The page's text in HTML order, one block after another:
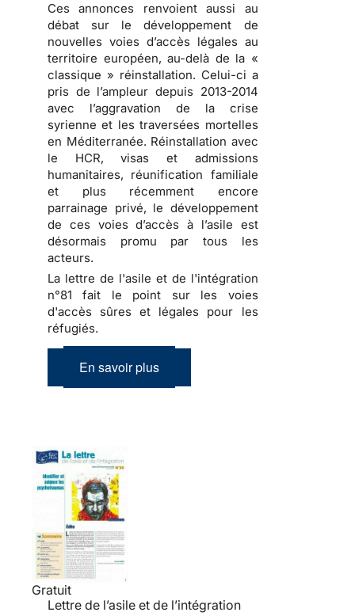
Ces annonces renvoient aussi au
débat sur le développement de
nouvelles voies d’accès légales au
territoire européen, au-delà de la «
classique » réinstallation. Celui-ci a
pris de l’ampleur depuis 2013-2014
avec l’aggravation de la crise
syrienne et les traversées mortelles
en Méditerranée. Réinstallation avec
le HCR, visas et admissions
humanitaires, réunification familiale
et plus récemment encore
parrainage privé, le développement
de ces voies d’accès à l’asile est
désormais promu par tous les
acteurs.
La lettre de l'asile et de l'intégration
n°81 fait le point sur les voies
d'accès sûres et légales pour les
réfugiés.
En savoir plus
Gratuit
Lettre de l’asile et de l’intégration